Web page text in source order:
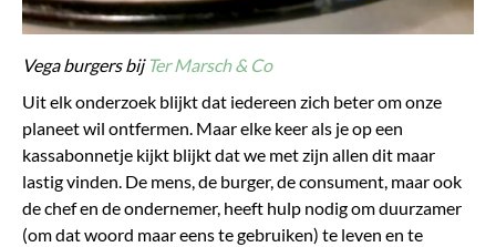
Vega burgers bij Ter Marsch & Co
Uit elk onderzoek blijkt dat iedereen zich beter om onze
planeet wil ontfermen. Maar elke keer als je op een
kassabonnetje kijkt blijkt dat we met zijn allen dit maar
lastig vinden. De mens, de burger, de consument, maar ook
de chef en de ondernemer, heeft hulp nodig om duurzamer
(om dat woord maar eens te gebruiken) te leven en te